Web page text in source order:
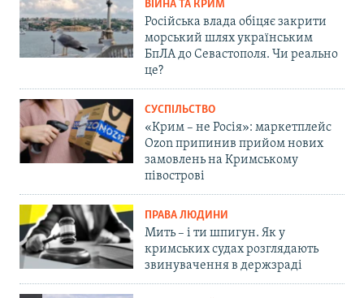
ВІЙНА ТА КРИМ
Російська влада обіцяє закрити
морський шлях українським
БпЛА до Севастополя. Чи реально
це?
СУСПІЛЬСТВО
«Крим – не Росія»: маркетплейс
Ozon припинив прийом нових
замовлень на Кримському
півострові
ПРАВА ЛЮДИНИ
Мить – і ти шпигун. Як у
кримських судах розглядають
звинувачення в держзраді